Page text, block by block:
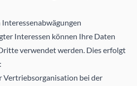
Interessen können Ihre Daten
verwendet werden. Dies erfolgt
Vertriebsorganisation bei der